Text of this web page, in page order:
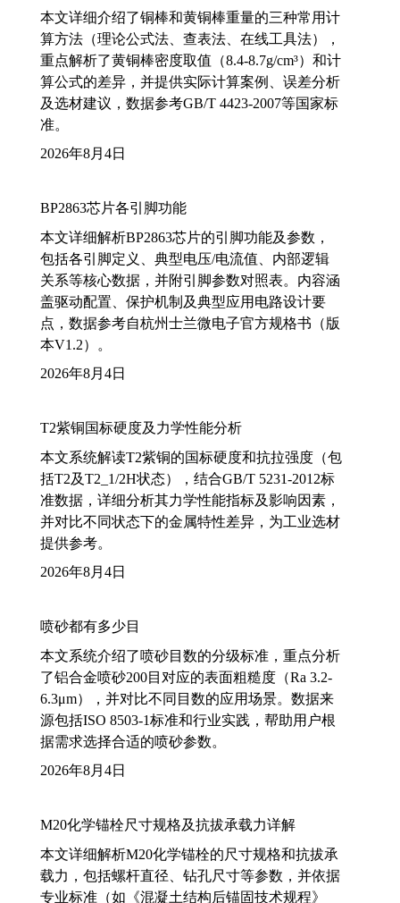
本文详细介绍了铜棒和黄铜棒重量的三种常用计
算方法（理论公式法、查表法、在线工具法），
重点解析了黄铜棒密度取值（8.4-8.7g/cm³）和计
算公式的差异，并提供实际计算案例、误差分析
及选材建议，数据参考GB/T 4423-2007等国家标
准。
2026年8月4日
BP2863芯片各引脚功能
本文详细解析BP2863芯片的引脚功能及参数，
包括各引脚定义、典型电压/电流值、内部逻辑
关系等核心数据，并附引脚参数对照表。内容涵
盖驱动配置、保护机制及典型应用电路设计要
点，数据参考自杭州士兰微电子官方规格书（版
本V1.2）。
2026年8月4日
T2紫铜国标硬度及力学性能分析
本文系统解读T2紫铜的国标硬度和抗拉强度（包
括T2及T2_1/2H状态），结合GB/T 5231-2012标
准数据，详细分析其力学性能指标及影响因素，
并对比不同状态下的金属特性差异，为工业选材
提供参考。
2026年8月4日
喷砂都有多少目
本文系统介绍了喷砂目数的分级标准，重点分析
了铝合金喷砂200目对应的表面粗糙度（Ra 3.2-
6.3μm），并对比不同目数的应用场景。数据来
源包括ISO 8503-1标准和行业实践，帮助用户根
据需求选择合适的喷砂参数。
2026年8月4日
M20化学锚栓尺寸规格及抗拔承载力详解
本文详细解析M20化学锚栓的尺寸规格和抗拔承
载力，包括螺杆直径、钻孔尺寸等参数，并依据
专业标准（如《混凝土结构后锚固技术规程》